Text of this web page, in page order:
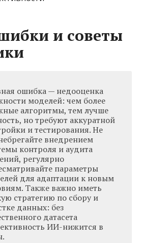
и советы
ошибка — недооценка
моделей: чем более
алгоритмы, тем лучше
но требуют аккуратной
и тестирования. Не
внедрением
контроля и аудита
регулярно
параметры
для адаптации к новым
Также важно иметь
стратегию по сбору и
данных: без
датасета
ИИ-нижится в